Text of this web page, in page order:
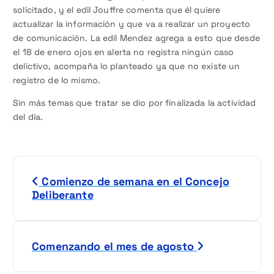
solicitado, y el edil Jouffre comenta que él quiere
actualizar la información y que va a realizar un proyecto
de comunicación. La edil Mendez agrega a esto que desde
el 18 de enero ojos en alerta no registra ningún caso
delictivo, acompaña lo planteado ya que no existe un
registro de lo mismo.
Sin más temas que tratar se dio por finalizada la actividad
del día.
Comienzo de semana en el Concejo
Deliberante
Comenzando el mes de agosto